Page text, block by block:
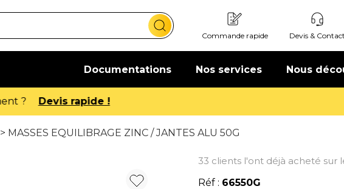
Commande rapide Devis & Contact
Documentations Nos services Nous
Offre de bienvenue : 20€ offerts !
> MASSES EQUILIBRAGE ZINC / JANTES ALU 50G
33 clients l'ont déjà acheté sur
Réf : 66550G